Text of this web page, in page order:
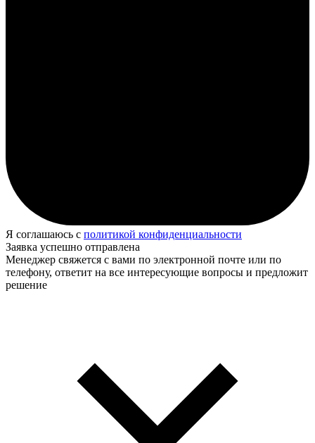
Я соглашаюсь с политикой конфиденциальности
Заявка успешно отправлена
Менеджер свяжется с вами по электронной почте или по
телефону, ответит на все интересующие вопросы и предложит
решение